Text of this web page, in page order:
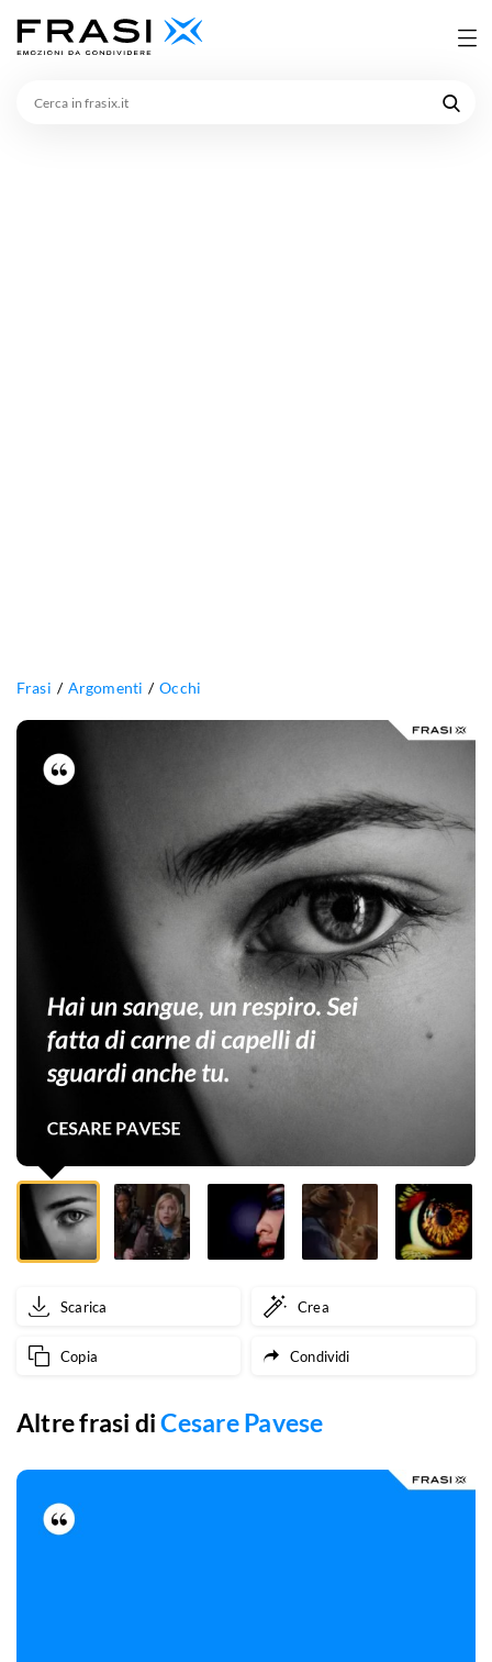
Frasi Argomenti Occhi
Hai
un
respiro.
fatta
carne
capelli
di
sguardi
anche
tu.
Scarica Crea
Copia Condividi
Altre frasi diCesare Pavese